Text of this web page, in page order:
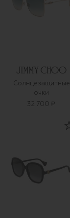
Солнцезащитные
очки
32 700 ₽